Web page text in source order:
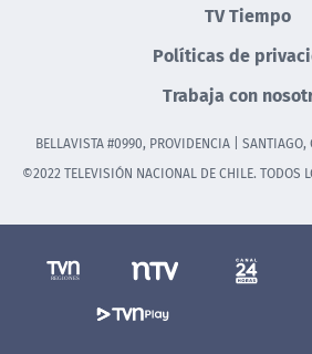
TV Tiempo
Políticas de
Trabaja con
BELLAVISTA #0990, PROVIDENCIA | SANTIAGO,
©2022 TELEVISIÓN NACIONAL DE CHILE. TODOS